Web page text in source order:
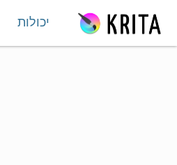
יכולות